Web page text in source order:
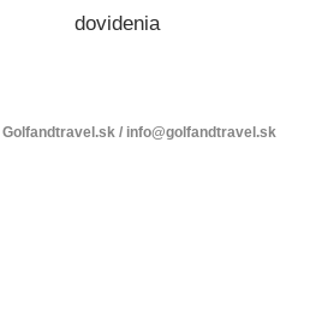
dovidenia
Golfandtravel.sk / info@golfandtravel.sk